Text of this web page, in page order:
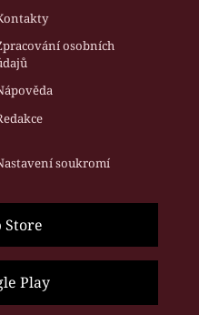
osobních
soukromí
Store
Play